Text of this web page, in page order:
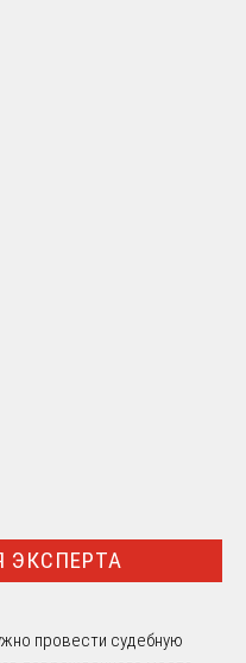
ЭКСПЕРТА
провести судебную